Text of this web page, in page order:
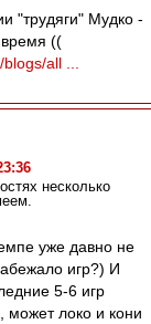
"трудяги" Мудко -
время ((
all ...
несколько
уже давно не
игр?) И
5-6 игр
может локо и кони